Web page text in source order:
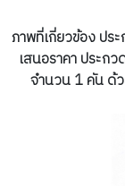
ภาพที่เกี่ยวข้อง ปร
เสนอราคา ประก
จำนวน 1 คัน ด้